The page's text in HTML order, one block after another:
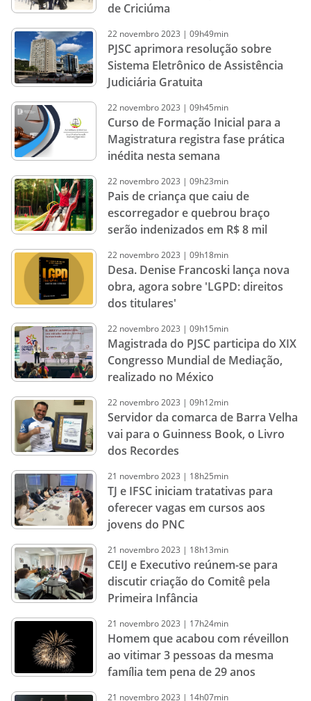
de Criciúma
22 novembro2023 | 09h49min
PJSC aprimora resolução sobre
Sistema Eletrônico de Assistência
Judiciária Gratuita
22 novembro2023 | 09h45min
Curso de Formação Inicial para a
Magistratura registra fase prática
inédita nesta semana
22 novembro2023 | 09h23min
Pais de criança que caiu de
escorregador e quebrou braço
serão indenizados em R$ 8 mil
22 novembro2023 | 09h18min
Desa. Denise Francoski lança nova
obra, agora sobre 'LGPD: direitos
dos titulares'
22 novembro2023 | 09h15min
Magistrada do PJSC participa do XIX
Congresso Mundial de Mediação,
realizado no México
22 novembro2023 | 09h12min
Servidor da comarca de Barra Velha
vai para o Guinness Book, o Livro
dos Recordes
21 novembro2023 | 18h25min
TJ e IFSC iniciam tratativas para
oferecer vagas em cursos aos
jovens do PNC
21 novembro2023 | 18h13min
CEIJ e Executivo reúnem-se para
discutir criação do Comitê pela
Primeira Infância
21 novembro2023 | 17h24min
Homem que acabou com réveillon
ao vitimar 3 pessoas da mesma
família tem pena de 29 anos
21 novembro2023 | 14h07min